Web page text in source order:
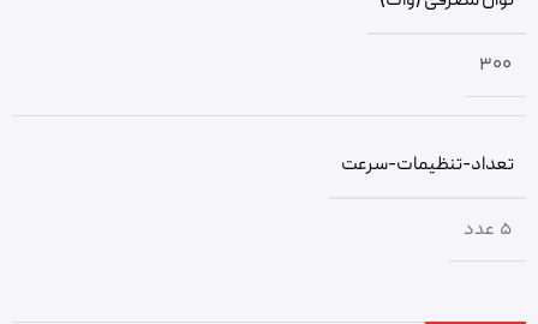
300
تعداد-تنظیمات-سرعت
5 عدد